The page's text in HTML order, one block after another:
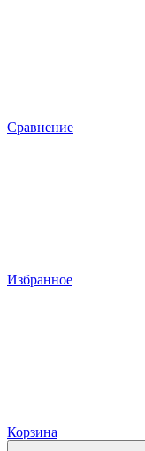
Сравнение
Избранное
Корзина